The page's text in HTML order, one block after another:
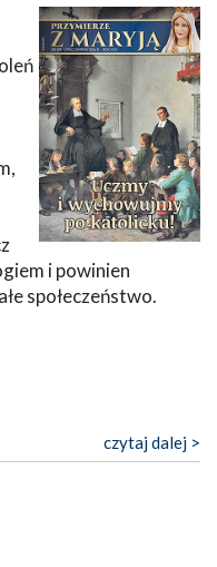
i powinien
społeczeństwo.
czytaj dalej >